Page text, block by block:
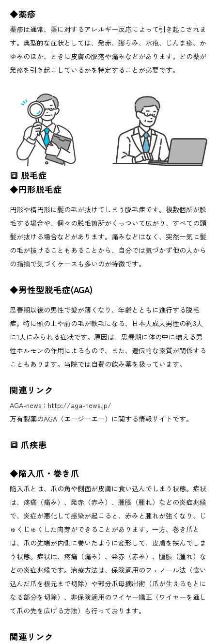
◆薬疹
薬疹は通常、薬に対するアレルギー反応によって引き起こされま
す。典型的な症状としては、発赤、膨らみ、水疱、じんま疹、か
ゆみのほか、ときに皮膚の脱落や痛みなどがあります。どの薬が
発疹を引き起こしているかを特定することが必要です。
🔳 脱毛症
◆円形脱毛症
円形や楕円形に髪の毛が抜けてしまう脱毛症です。複数個所が脱
毛する場合や、個々の脱毛箇所がくっついて広がり、すべての頭
髪が抜ける場合などがあります。痛みなどはなく、突然一気に髪
の毛が抜けることもあることから、自分では気づかず他の人から
の指摘で気づくケースも多いのが特徴です。
◆男性型脱毛症(AGA)
思春期以後の男性で髪が薄くなり、年齢とともに進行する脱毛
症。特に頭の上や前の毛が軟毛になる、日本人成人男性の約3人
に1人にみられる症状です。原因は、思春期に体の中に増える男
性ホルモンの作用によるもので、また、遺伝的な素質が関係する
こともあります。当院では自費の飲み薬を扱っています。
関連リンク
AGA-news： http://aga-news.jp/
万有製薬のAGA（エージーエー）に関する情報サイトです。
🔳 爪疾患
◆陥入爪・巻き爪
陥入爪とは、爪の角や側面が皮膚に食い込んでしまう状態。症状
は、疼痛（痛み）、発赤（赤み）、腫脹（腫れ）などの炎症兆候
で、炎症が悪化して感染が起こると、赤みと腫れが強くなり、じ
ゅくじゅくした肉芽ができることがあります。一方、巻き爪と
は、爪の先端が内側に巻いたように変形して、皮膚を挟んでしま
う状態。症状は、疼痛（痛み）、発赤（赤み）、腫脹（腫れ）な
どの炎症兆候です。治療方法は、保険適用のフェノール法（食い
込んだ爪を根元まで切除）や部分爪母摘出術（爪が生えるもとに
なる部分を切除）、非保険適用のワイヤー矯正（ワイヤーを通し
て爪の先を広げる方法）も行っております。
関連リンク